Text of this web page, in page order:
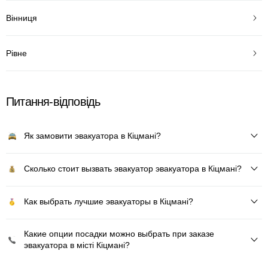
Вінниця
Рівне
Питання-відповідь
Як замовити эвакуатора в Кіцмані?
Сколько стоит вызвать эвакуатор эвакуатора в Кіцмані?
Как выбрать лучшие эвакуаторы в Кіцмані?
Какие опции посадки можно выбрать при заказе
эвакуатора в місті Кіцмані?